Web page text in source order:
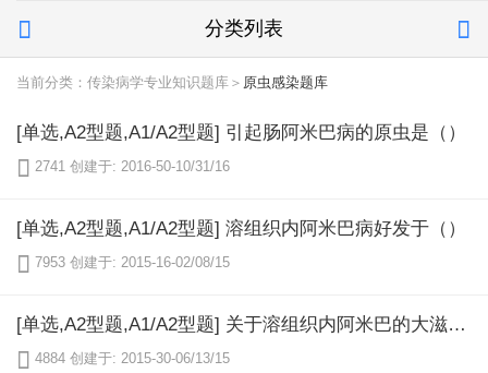
 分类列表 
当前分类：传染病学专业知识题库＞ 原虫感染题库
[单选,A2型题,A1/A2型题] 引起肠阿米巴病的原虫是（）
 2741 创建于: 2016-50-10/31/16
[单选,A2型题,A1/A2型题] 溶组织内阿米巴病好发于（）
 7953 创建于: 2015-16-02/08/15
[单选,A2型题,A1/A2型题] 关于溶组织内阿米巴的大滋养体错误的说法是（）
 4884 创建于: 2015-30-06/13/15